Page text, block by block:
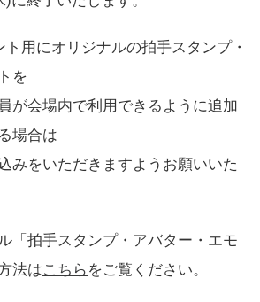
用にオリジナルの拍手スタンプ・
を
が会場内で利用できるように追加
場合は
みをいただきますようお願いいた
「拍手スタンプ・アバター・エモ
法はこちら をご覧ください。